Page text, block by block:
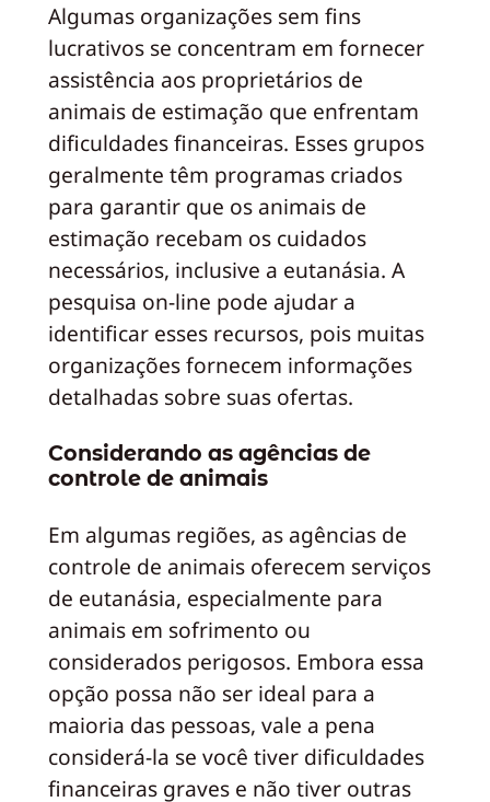
Algumas organizações sem fins
lucrativos se concentram em fornecer
assistência aos proprietários de
animais de estimação que enfrentam
dificuldades financeiras. Esses grupos
geralmente têm programas criados
para garantir que os animais de
estimação recebam os cuidados
necessários, inclusive a eutanásia. A
pesquisa on-line pode ajudar a
identificar esses recursos, pois muitas
organizações fornecem informações
detalhadas sobre suas ofertas.
Considerando as agências de
controle de animais
Em algumas regiões, as agências de
controle de animais oferecem serviços
de eutanásia, especialmente para
animais em sofrimento ou
considerados perigosos. Embora essa
opção possa não ser ideal para a
maioria das pessoas, vale a pena
considerá-la se você tiver dificuldades
financeiras graves e não tiver outras